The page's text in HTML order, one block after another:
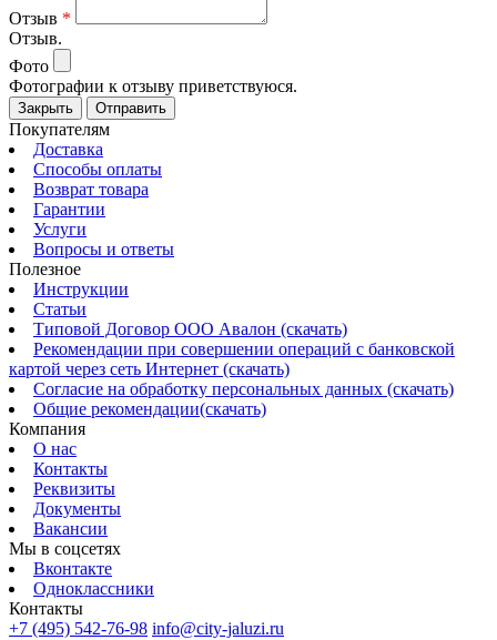
Отзыв *
Отзыв.
Фото
Фотографии к отзыву приветствуюся.
Закрыть Отправить
Покупателям
Доставка
Способы оплаты
Возврат товара
Гарантии
Услуги
Вопросы и ответы
Полезное
Инструкции
Статьи
Типовой Договор ООО Авалон (скачать)
Рекомендации при совершении операций с банковской
картой через сеть Интернет (скачать)
Согласие на обработку персональных данных (скачать)
Общие рекомендации(скачать)
Компания
О нас
Контакты
Реквизиты
Документы
Вакансии
Мы в соцсетях
Вконтакте
Одноклассники
Контакты
+7 (495) 542-76-98 info@city-jaluzi.ru